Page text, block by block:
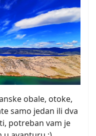
obale, otoke,
samo jedan ili dva
potreban vam je